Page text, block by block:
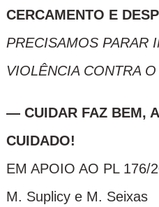
CERCAMENTO E
PRECISAMOS PARAR
VIOLÊNCIA CONTRA
— CUIDAR FAZ BEM,
CUIDADO!
EM APOIO AO PL 176/
M. Suplicy e M. Seixas